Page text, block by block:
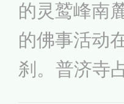
的灵鹫峰南
的佛事活动
刹。普济寺